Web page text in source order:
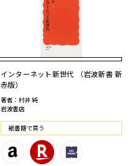
インターネット新世代 （岩波新書 新
赤版）
著者：村井 純
岩波書店
紙書籍で買う